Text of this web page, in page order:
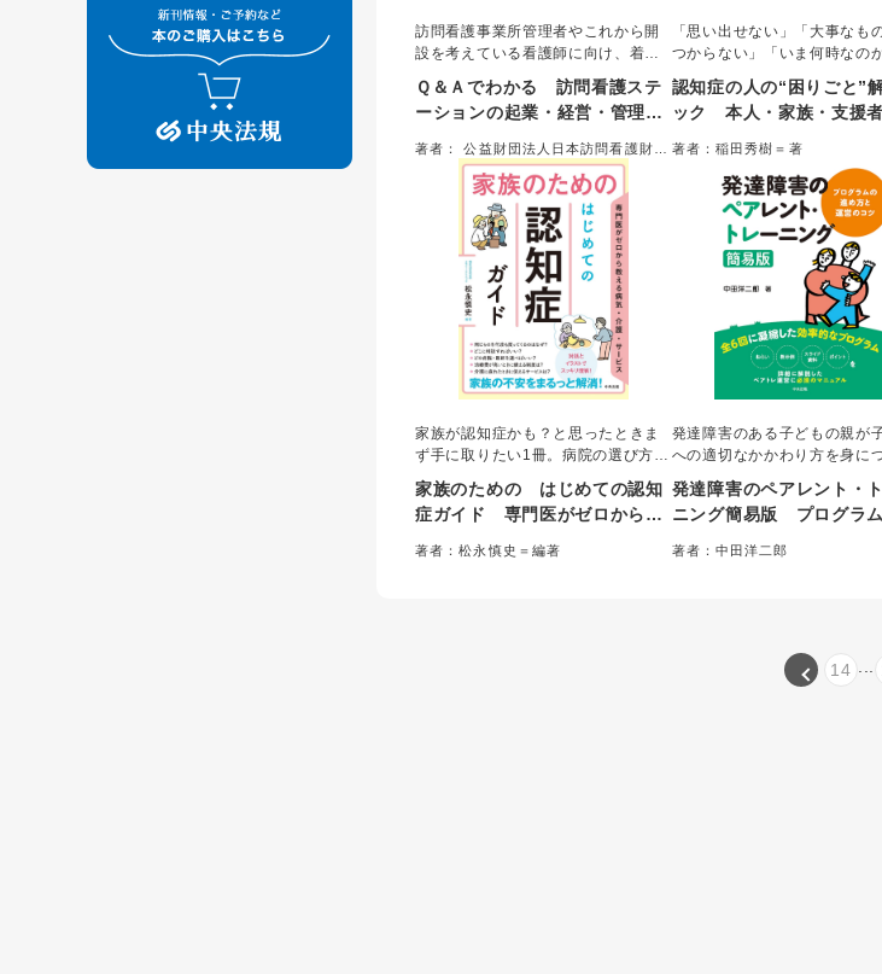
保育士
制度
訪問看護事業所管理者やこれから開
設を考えている看護師に向け、着実
な起業・経営のための視点をわかり
やすく伝授。起業時の準備やタイム
スケジュール、マーケティング、人
材確保・育成、労務管理、さらに開
設後に陥りがちな悩みまで、QA形式
で具体的に解説した。
Ｑ＆Ａでわかる 訪問看護ステ
ーションの起業・経営・管理
メントで成果を出そう
著者： 公益財団法人日本訪問看護財団
＝編集／平原優美、藤野泰平、柳澤優
子、加藤 希＝著
「思い出せない」「大事なも
つからない」「いま何時なの
からない」など、認知症の人が
る９０の“困りごと”を解決する
を紹介する。本人は生活のど
分に困難さを感じ、それにどう
族、支援者の心を軽くする一冊
認知症の人の“困りごと”
ック 本人・家族・支援
著者：稲田秀樹＝著
家族が認知症かも？と思ったときま
ず手に取りたい1冊。病院の選び方・
相談先、認知症の種類・症状、本人
へのかかわり方、介護保険サービス
の種類・使い方、活用できる制度、
死亡後の手続きまでフルカラーで整
家族のための はじめての認知
症ガイド 専門医がゼロから教
著者：松永慎史＝編著
発達障害のある子どもの親が
への適切なかかわり方を身に
「ペアレント・トレーニング
効率的に実践するためのマニ
ル。通常全10回のプログラム
回に凝縮し、ADHDだけでな
発達障害のペアレント・
ニング簡易版 プログラ
め方と運営のコツ
著者：中田洋二郎
14